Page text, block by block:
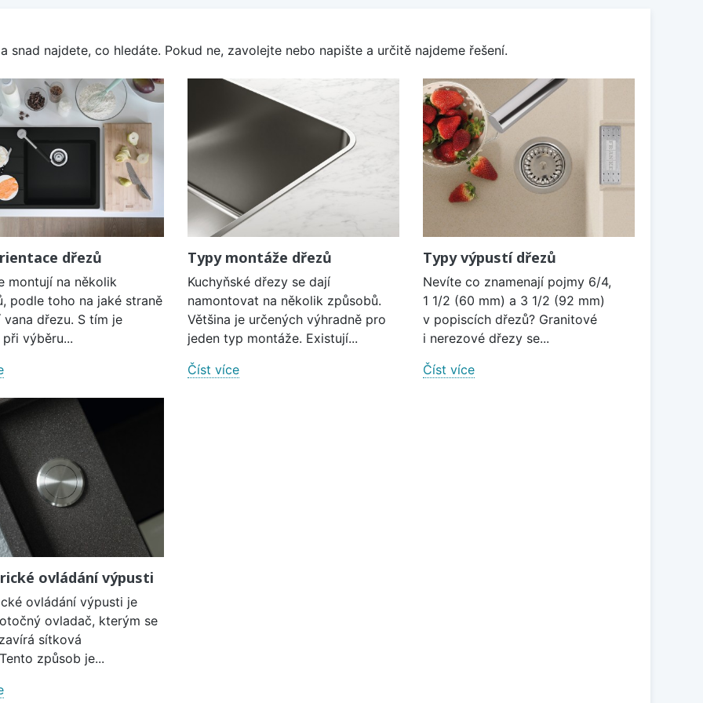
najdete, co hledáte. Pokud ne, zavolejte nebo napište a určitě najdeme řešení.
dřezů
montují na několik
podle toho na jaké straně
vana dřezu. S tím je
výběru...
Typy montáže dřezů
Kuchyňské dřezy se dají
namontovat na několik způsobů.
Většina je určených výhradně pro
jeden typ montáže. Existují...
Číst více
Typy výpustí dřezů
Nevíte co znamenají pojmy 6/4,
1 1/2 (60 mm) a 3 1/2 (92 mm)
v popiscích dřezů? Granitové
i nerezové dřezy se...
Číst více
ovládání výpusti
ovládání výpusti je
ovladač, kterým se
sítková
způsob je...